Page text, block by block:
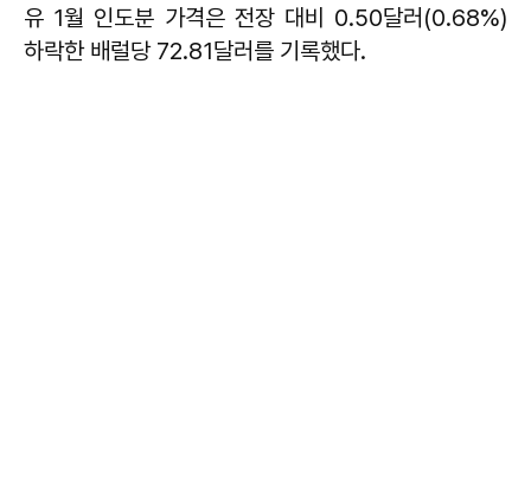
유 1월 인도분 가격은 전장 대비 0.50달러(0.68%)
하락한 배럴당 72.81달러를 기록했다.